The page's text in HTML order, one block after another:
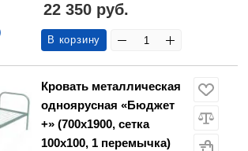
22 350 руб.
В корзину
Кровать металлическая
одноярусная «Бюджет
+» (700х1900, сетка
100х100, 1 перемычка)